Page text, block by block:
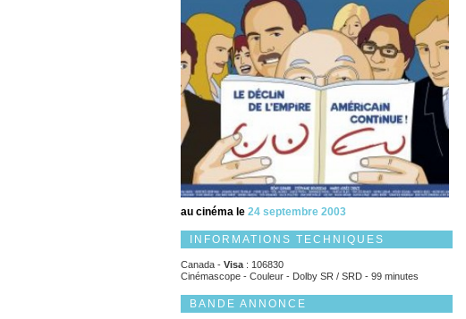
au cinéma le 24 septembre 2003
INFORMATIONS TECHNIQUES
Canada - Visa : 106830
Cinémascope - Couleur - Dolby SR / SRD - 99 minutes
BANDE ANNONCE